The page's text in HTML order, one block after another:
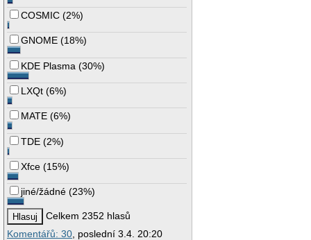
COSMIC (2%)
GNOME (18%)
KDE Plasma (30%)
LXQt (6%)
MATE (6%)
TDE (2%)
Xfce (15%)
jiné/žádné (23%)
Celkem 2352 hlasů
Komentářů: 30 , poslední 3.4. 20:20